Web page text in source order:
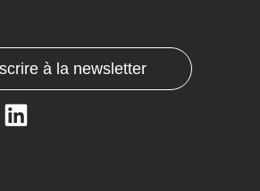
à la newsletter